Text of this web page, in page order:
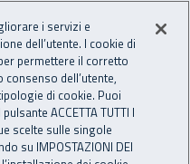
Apri cerca
Catalogo generale
i servizi e
dell’utente. I cookie di
permettere il corretto
dell’utente,
di cookie. Puoi
ACCETTA TUTTI I
scelte sulle singole
su IMPOSTAZIONI DEI